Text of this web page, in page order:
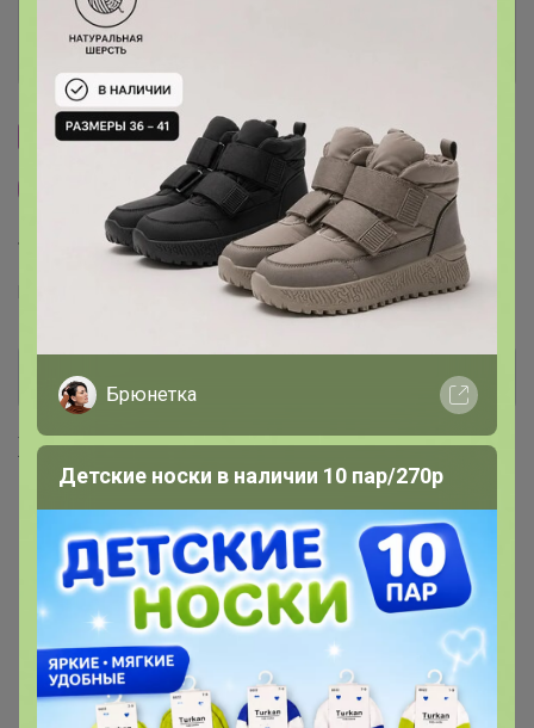
История проведённых выкупов
Cтраничка организатора
Другие СП организатора TanyaPK
Торговые марки
Хиты продаж
Брюнетка
Детские носки в наличии 10 пар/270р